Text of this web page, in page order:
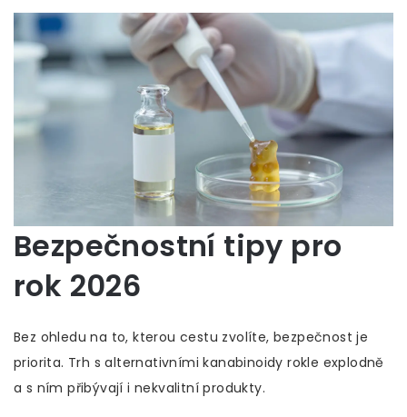
Bezpečnostní tipy pro
rok 2026
Bez ohledu na to, kterou cestu zvolíte, bezpečnost je
priorita. Trh s alternativními kanabinoidy rokle explodně
a s ním přibývají i nekvalitní produkty.